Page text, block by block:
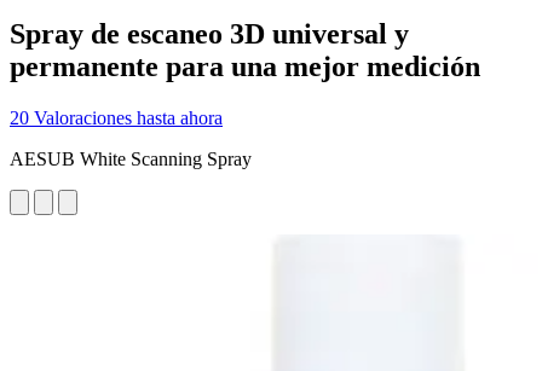
Spray de escaneo 3D universal y
permanente para una mejor medición
20 Valoraciones hasta ahora
AESUB White Scanning Spray